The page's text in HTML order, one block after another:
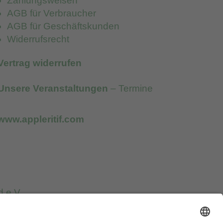
AGB für Verbraucher
AGB für Geschäftskunden
Widerrufsrecht
widerrufen
Veranstaltungen – Termine